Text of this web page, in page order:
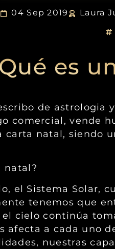
04 Sep 2019 Laura
es
de astrologia
comercial, vende
natal, siendo
natal?
el Sistema Solar,
tenemos que
cielo continúa
afecta a cada uno
nuestras